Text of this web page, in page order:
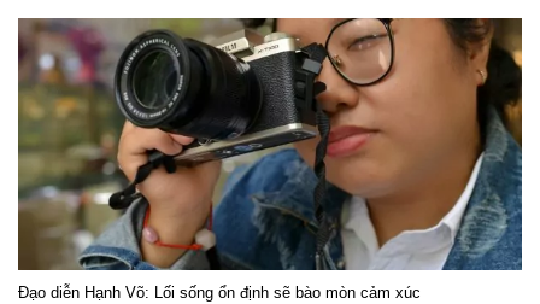
Đạo diễn Hạnh Võ: Lối sống ổn định sẽ bào mòn cảm xúc